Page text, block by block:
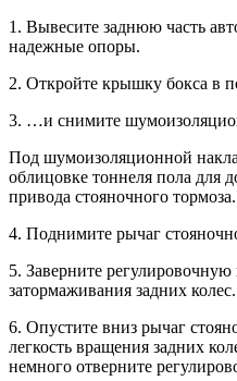
1. Вывесите заднюю часть
надежные опоры.
2. Откройте крышку бокса в
3. …и снимите
Под шумоизоляционной
облицовке тоннеля пола для
привода стояночного тормоза.
4. Поднимите рычаг
5. Заверните
затормаживания задних колес.
6. Опустите вниз рычаг
легкость вращения задних
немного отверните